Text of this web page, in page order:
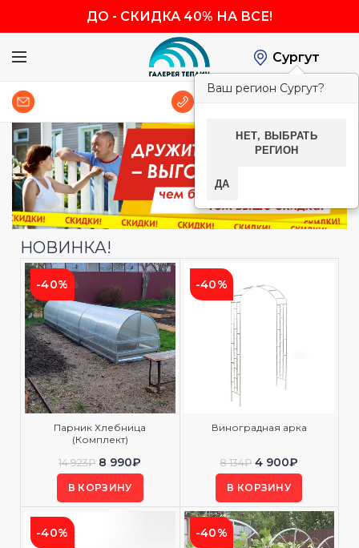
ДО - СКИДКА 40% НА ВСЕ!
Сургут
Ваш регион Сургут?
НЕТ, ВЫБРАТЬ
РЕГИОН
ДА
НОВИНКА!
-40%
Парник Хлебница
(Комплект)
14 923₽ 8 990₽
В КОРЗИНУ
-40%
Виноградная арка
8 134₽ 4 900₽
В КОРЗИНУ
-40% -40%